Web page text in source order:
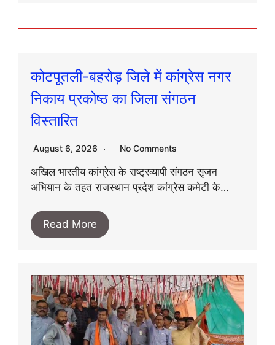
कोटपूतली-बहरोड़ जिले में कांग्रेस नगर
निकाय प्रकोष्ठ का जिला संगठन
विस्तारित
August 6, 2026 No Comments
अखिल भारतीय कांग्रेस के राष्ट्रव्यापी संगठन सृजन
अभियान के तहत राजस्थान प्रदेश कांग्रेस कमेटी के…
Read More